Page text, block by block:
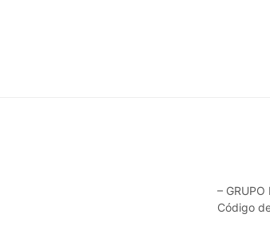
– GRUPO
Código